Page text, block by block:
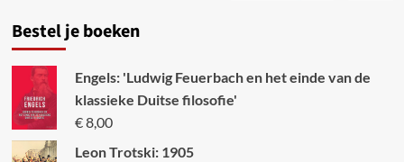
Bestel je boeken
Engels: 'Ludwig Feuerbach en het einde van de
klassieke Duitse filosofie'
€8,00
Leon Trotski: 1905